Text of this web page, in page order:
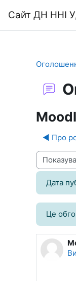
Сайт ДН ННІ
◀︎ Про
Тип показу
Дата
Це